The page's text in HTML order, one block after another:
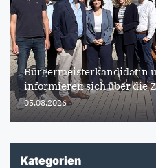
Bürgermeisterkandidatin
informieren sich über die
05.08.2026
Kategorien